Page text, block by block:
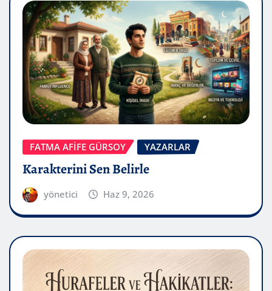
FATMA AFİFE GÜRSOY YAZARLAR
Karakterini Sen Belirle
yönetici Haz 9, 2026